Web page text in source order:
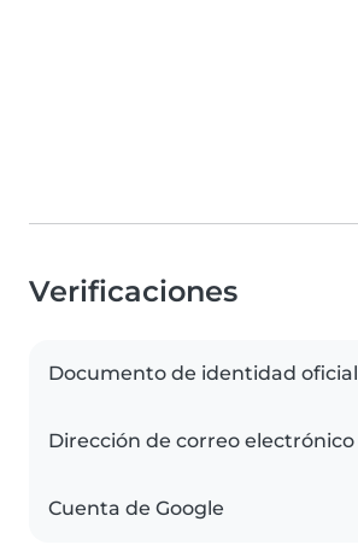
Verificaciones
Documento de identidad oficial
Dirección de correo electrónico
Cuenta de Google